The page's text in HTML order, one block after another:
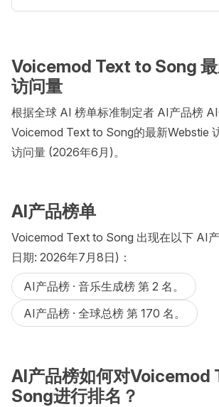
Voicemod Text to Song
访问量
根据全球 AI 榜单标准制定者 AI产品榜
Voicemod Text to Song的最新Webstie
访问量 (2026年6月)。
AI产品榜单
Voicemod Text to Song 出现在以下 AI
日期: 2026年7月8日)：
AI产品榜 · 音乐生成榜 第 2 名。
AI产品榜 · 全球总榜 第 170 名。
AI产品榜如何对Voicemod
Song进行排名？